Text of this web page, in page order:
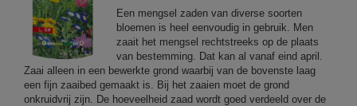
Een mengsel zaden van diverse soorten
bloemen is heel eenvoudig in gebruik. Men
zaait het mengsel rechtstreeks op de plaats
van bestemming. Dat kan al vanaf eind april.
Zaai alleen in een bewerkte grond waarbij van de bovenste laag
een fijn zaaibed gemaakt is. Bij het zaaien moet de grond
onkruidvrij zijn. De hoeveelheid zaad wordt goed verdeeld over de